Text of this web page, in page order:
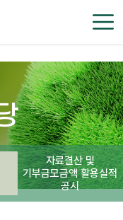
자료결산 및
기부금모금액 활용실적
공시